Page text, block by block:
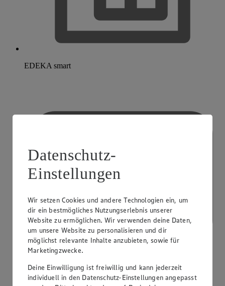
EDEKA smart
Datenschutz-
Einstellungen
Wir setzen Cookies und andere Technologien ein, um
dir ein bestmögliches Nutzungserlebnis unserer
Website zu ermöglichen. Wir verwenden deine Daten,
um unsere Website zu personalisieren und dir
möglichst relevante Inhalte anzubieten, sowie für
Marketingzwecke.
Deine Einwilligung ist freiwillig und kann jederzeit
individuell in den Datenschutz-Einstellungen angepasst